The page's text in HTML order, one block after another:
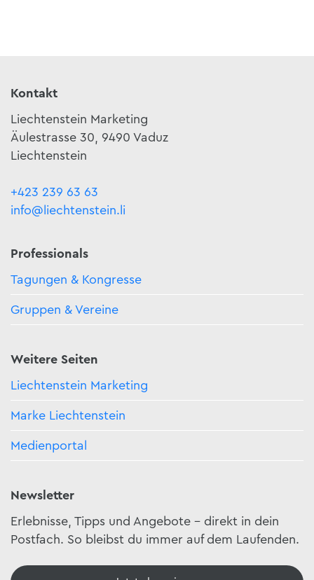
Kontakt
Liechtenstein Marketing
Äulestrasse 30, 9490 Vaduz
Liechtenstein
+423 239 63 63
info@liechtenstein.li
Professionals
Tagungen & Kongresse
Gruppen & Vereine
Weitere Seiten
Liechtenstein Marketing
Marke Liechtenstein
Medienportal
Newsletter
Erlebnisse, Tipps und Angebote – direkt in dein
Postfach. So bleibst du immer auf dem Laufenden.